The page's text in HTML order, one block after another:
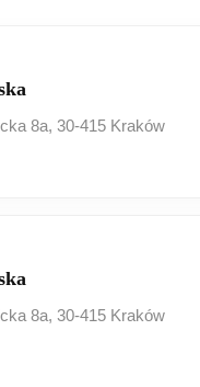
8a, 30-415 Kraków
8a, 30-415 Kraków